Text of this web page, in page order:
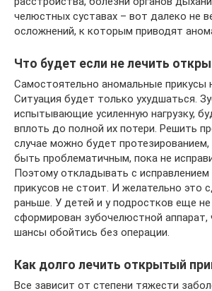
челюстных суставах – вот далеко не
осложнений, к которым приводят
Что будет если не лечить
Самостоятельно аномальные прикусы
Ситуация будет только ухудшаться.
испытывающие усиленную нагрузку,
вплоть до полной их потери. Решить
случае можно будет
быть проблематичным, пока не
Поэтому откладывать с
прикусов не стоит. И желательно это
раньше. У детей и у подростков еще
сформирован зубочелюстной
шансы обойтись без операции.
Как долго лечить открытый
Все зависит от степени тяжести